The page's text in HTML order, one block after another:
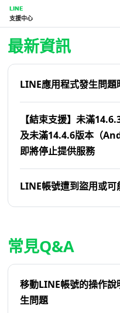
LINE
支援中心
首頁 | LINE支援中心
最新資訊
LINE應用程式發生問題
【結束支援】未滿
及未滿14.4.6版本（
即將停止提供服務
LINE帳號遭到盜用或可
常見Q&A
移動LINE帳號的操作
生問題